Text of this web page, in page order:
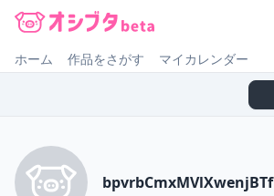
ホーム 作品をさがす マイカレンダー
bpvrbCmxMVlXwenjBTf